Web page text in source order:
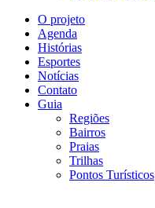
O projeto
Agenda
Histórias
Esportes
Notícias
Contato
Guia
Regiões
Bairros
Praias
Trilhas
Pontos Turísticos